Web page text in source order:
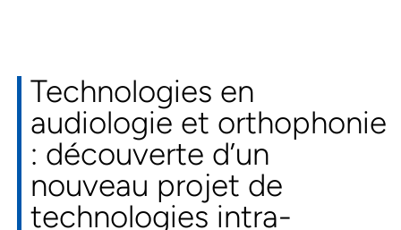
Technologies en
audiologie et orthophonie
: découverte d’un
nouveau projet de
technologies intra-